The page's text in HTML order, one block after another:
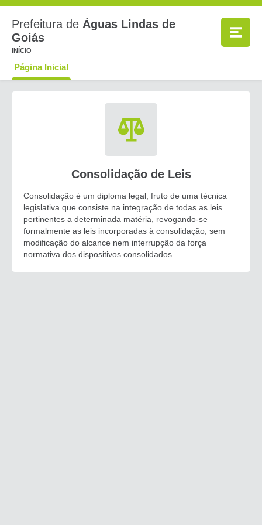
Prefeitura de Águas Lindas de
Goiás
INÍCIO
Página Inicial
Consolidação de Leis
Consolidação é um diploma legal, fruto de uma técnica
legislativa que consiste na integração de todas as leis
pertinentes a determinada matéria, revogando-se
formalmente as leis incorporadas à consolidação, sem
modificação do alcance nem interrupção da força
normativa dos dispositivos consolidados.